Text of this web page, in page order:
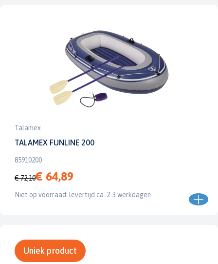
Talamex
TALAMEX FUNLINE 200
85910200
€ 72,10€ 64,89
Niet op voorraad: levertijd ca. 2-3 werkdagen
Uniek product